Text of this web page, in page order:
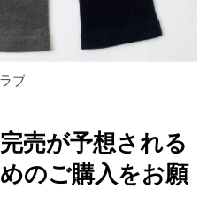
ブ
売が予想される
のご購入をお願